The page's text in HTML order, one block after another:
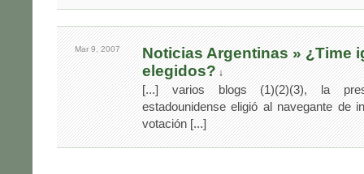
Mar 9,2007
Noticias Argentinas » ¿Time
elegidos?↓
[...] varios blogs (1)(2)(3), la
estadounidense eligió al navegante de
votación [...]